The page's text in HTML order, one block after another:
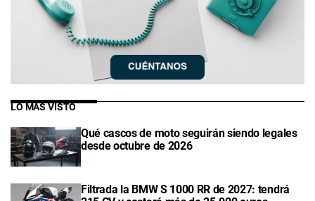
LO MÁS VISTO
Qué cascos de moto seguirán siendo legales
desde octubre de 2026
Filtrada la BMW S 1000 RR de 2027: tendrá